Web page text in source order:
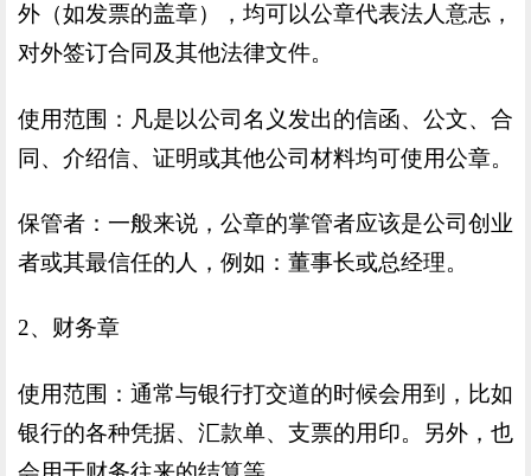
外（如发票的盖章），均可以公章代表法人意志，
对外签订合同及其他法律文件。
使用范围：凡是以公司名义发出的信函、公文、合
同、介绍信、证明或其他公司材料均可使用公章。
保管者：一般来说，公章的掌管者应该是公司创业
者或其最信任的人，例如：董事长或总经理。
2、财务章
使用范围：通常与银行打交道的时候会用到，比如
银行的各种凭据、汇款单、支票的用印。另外，也